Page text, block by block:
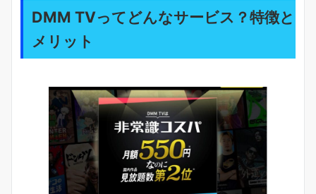
DMM TVってどんなサービス？特徴と
メリット